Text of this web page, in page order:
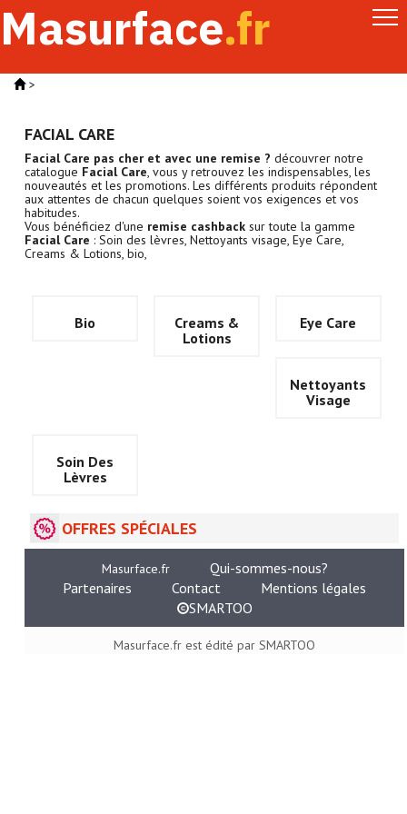
Masurface.fr
>
FACIAL CARE
Facial Care pas cher et avec une remise ? découvrer notre
catalogue Facial Care, vous y retrouvez les indispensables, les
nouveautés et les promotions. Les différents produits répondent
aux attentes de chacun quelques soient vos exigences et vos
habitudes.
Vous bénéficiez d'une remise cashback sur toute la gamme
Facial Care : Soin des lèvres, Nettoyants visage, Eye Care,
Creams & Lotions, bio,
Bio
Creams &
Lotions
Eye Care
Nettoyants
Visage
Soin Des
Lèvres
OFFRES SPÉCIALES
Masurface.fr
Qui-sommes-nous?
Partenaires
Contact
Mentions légales
SMARTOO
Masurface.fr est édité par SMARTOO